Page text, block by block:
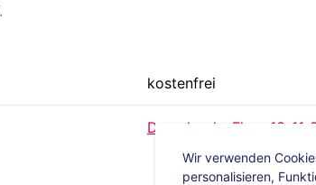
kostenfrei
Download - Flyer_13-
Wir verwenden
personalisieren,